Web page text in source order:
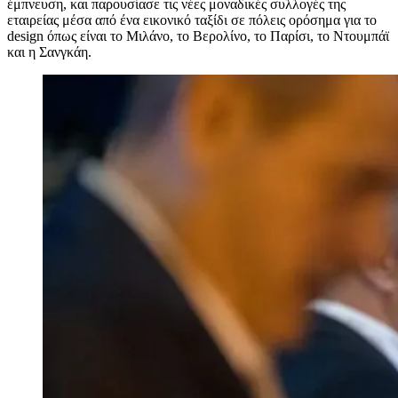
έμπνευση, και παρουσίασε τις νέες μοναδικές συλλογές της
εταιρείας μέσα από ένα εικονικό ταξίδι σε πόλεις ορόσημα για το
design όπως είναι το Μιλάνο, το Βερολίνο, το Παρίσι, το Ντουμπάϊ
και η Σανγκάη.